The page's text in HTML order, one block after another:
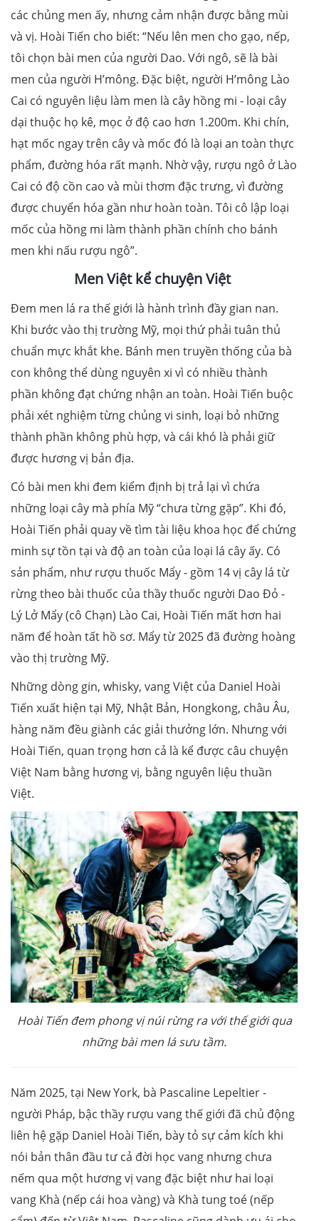
các chủng men ấy, nhưng cảm nhận được bằng mùi
và vị. Hoài Tiến cho biết: “Nếu lên men cho gạo, nếp,
tôi chọn bài men của người Dao. Với ngô, sẽ là bài
men của người H’mông. Đặc biệt, người H’mông Lào
Cai có nguyên liệu làm men là cây hồng mi - loại cây
dại thuộc họ kê, mọc ở độ cao hơn 1.200m. Khi chín,
hạt mốc ngay trên cây và mốc đó là loại an toàn thực
phẩm, đường hóa rất mạnh. Nhờ vậy, rượu ngô ở Lào
Cai có độ cồn cao và mùi thơm đặc trưng, vì đường
được chuyển hóa gần như hoàn toàn. Tôi cô lập loại
mốc của hồng mi làm thành phần chính cho bánh
men khi nấu rượu ngô”.
Men Việt kể chuyện Việt
Đem men lá ra thế giới là hành trình đầy gian nan.
Khi bước vào thị trường Mỹ, mọi thứ phải tuân thủ
chuẩn mực khắt khe. Bánh men truyền thống của bà
con không thể dùng nguyên xi vì có nhiều thành
phần không đạt chứng nhận an toàn. Hoài Tiến buộc
phải xét nghiệm từng chủng vi sinh, loại bỏ những
thành phần không phù hợp, và cái khó là phải giữ
được hương vị bản địa.
Có bài men khi đem kiểm định bị trả lại vì chứa
những loại cây mà phía Mỹ “chưa từng gặp”. Khi đó,
Hoài Tiến phải quay về tìm tài liệu khoa học để chứng
minh sự tồn tại và độ an toàn của loại lá cây ấy. Có
sản phẩm, như rượu thuốc Mẩy - gồm 14 vị cây lá từ
rừng theo bài thuốc của thầy thuốc người Dao Đỏ -
Lý Lở Mẩy (cô Chạn) Lào Cai, Hoài Tiến mất hơn hai
năm để hoàn tất hồ sơ. Mẩy từ 2025 đã đường hoàng
vào thị trường Mỹ.
Những dòng gin, whisky, vang Việt của Daniel Hoài
Tiến xuất hiện tại Mỹ, Nhật Bản, Hongkong, châu Âu,
hàng năm đều giành các giải thưởng lớn. Nhưng với
Hoài Tiến, quan trọng hơn cả là kể được câu chuyện
Việt Nam bằng hương vị, bằng nguyên liệu thuần
Việt.
Hoài Tiến đem phong vị núi rừng ra với thế giới qua
những bài men lá sưu tầm.
Năm 2025, tại New York, bà Pascaline Lepeltier -
người Pháp, bậc thầy rượu vang thế giới đã chủ động
liên hệ gặp Daniel Hoài Tiến, bày tỏ sự cảm kích khi
nói bản thân đầu tư cả đời học vang nhưng chưa
nếm qua một hương vị vang đặc biệt như hai loại
vang Khà (nếp cái hoa vàng) và Khà tung toé (nếp